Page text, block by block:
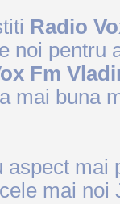
Radio
noi pentru
Fm
mai buna
aspect
mai